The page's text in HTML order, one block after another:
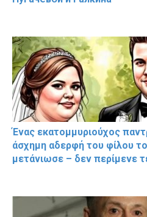
Ένας εκατομμυριούχος
άσχημη αδερφή του φίλου
μετάνιωσε – δεν περίμενε